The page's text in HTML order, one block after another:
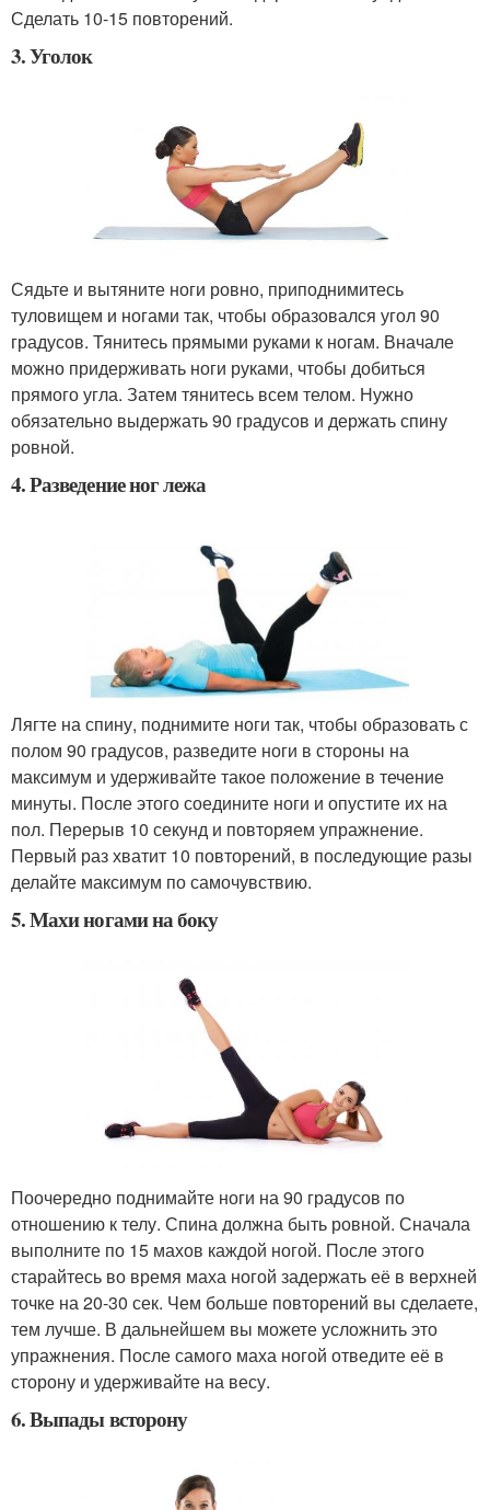
Сделать 10-15 повторений.
3. Уголок
Сядьте и вытяните ноги ровно, приподнимитесь
туловищем и ногами так, чтобы образовался угол 90
градусов. Тянитесь прямыми руками к ногам. Вначале
можно придерживать ноги руками, чтобы добиться
прямого угла. Затем тянитесь всем телом. Нужно
обязательно выдержать 90 градусов и держать спину
ровной.
4. Разведение ног лежа
Лягте на спину, поднимите ноги так, чтобы образовать с
полом 90 градусов, разведите ноги в стороны на
максимум и удерживайте такое положение в течение
минуты. После этого соедините ноги и опустите их на
пол. Перерыв 10 секунд и повторяем упражнение.
Первый раз хватит 10 повторений, в последующие разы
делайте максимум по самочувствию.
5. Махи ногами на боку
Поочередно поднимайте ноги на 90 градусов по
отношению к телу. Спина должна быть ровной. Сначала
выполните по 15 махов каждой ногой. После этого
старайтесь во время маха ногой задержать её в верхней
точке на 20-30 сек. Чем больше повторений вы сделаете,
тем лучше. В дальнейшем вы можете усложнить это
упражнения. После самого маха ногой отведите её в
сторону и удерживайте на весу.
6. Выпады всторону